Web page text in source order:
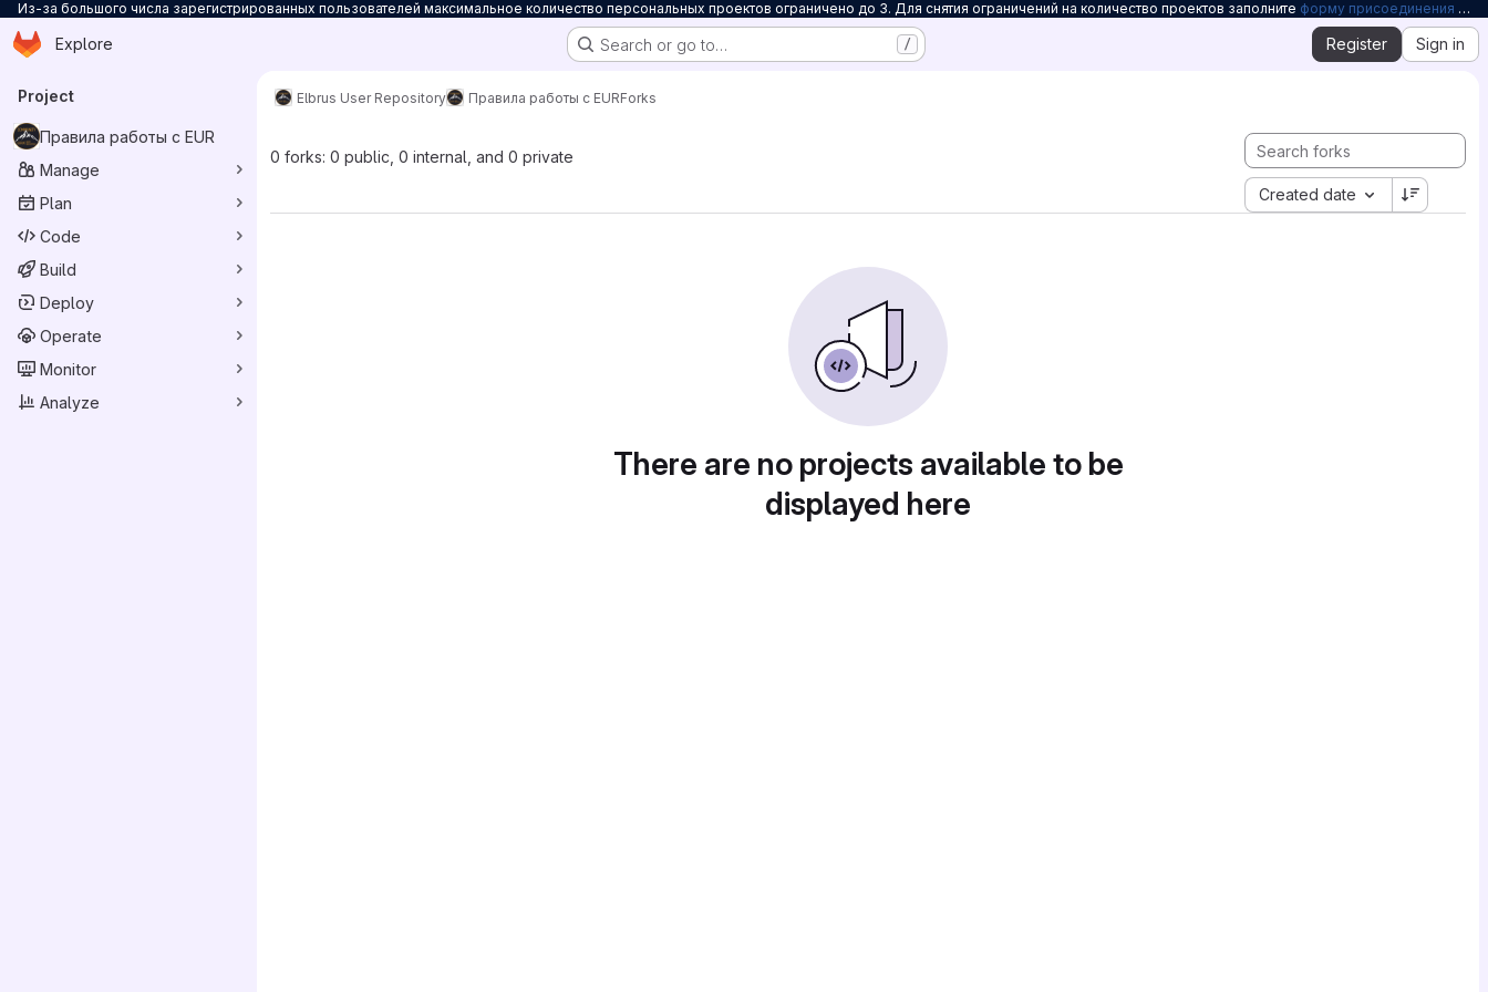
Из-за большого числа зарегистрированных пользователей максимальное количество персональных проектов ограничено до 3. Для снятия ограничений на количество проектов заполните форму присоединения к Openelbrus
Skip to main content
Homepage
Explore Search or go to… / Register Sign in
Primary navigation
Project
Правила работы с EUR
Manage
Plan
Code
Build
Deploy
Operate
Monitor
Analyze
Elbrus User Repository Правила работы с EURForks
0 forks: 0 public, 0 internal, and 0 private
Created date
There are no projects available to be
displayed here